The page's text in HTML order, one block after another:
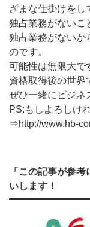
ざまな仕掛けをし
独占業務がないこ
独占業務がないか
のです。
可能性は無限大で
資格取得後の世界
ぜひ一緒にビジネ
PS:もしよろしけ
⇒http://www.hb-
「この記事が参
いします！